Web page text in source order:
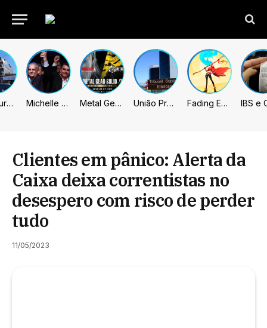
Prefeitura de Sumaré inaugura nova subsede da GCM na Área Cura Michelle celebra vice de Flávio: “Que chapa possa ser vitoriosa” Metal Gear Solid: Master Collection 2 terá legendas e menus em portugues União Progressista e PL terão mais tempo de propaganda eleitoral Fading Echo – Review
Clientes em pânico: Alerta da
Caixa deixa correntistas no
desespero com risco de perder
tudo
11/05/2023